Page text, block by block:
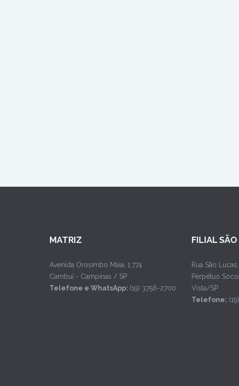
MATRIZ
Avenida Orosimbo Maia, 1.774
Cambuí - Campinas / SP
Telefone e WhatsApp: (19) 3756-2700
FILIAL
Rua São Lucas,
Perpétuo
Vista/SP
Telefone: